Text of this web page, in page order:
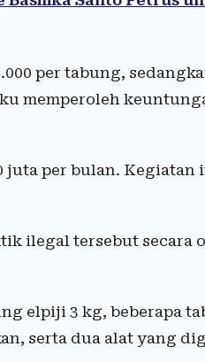
per tabung,
memperoleh
juta per bulan. Kegiatan
ilegal tersebut secara
elpiji 3 kg, beberapa
serta dua alat yang